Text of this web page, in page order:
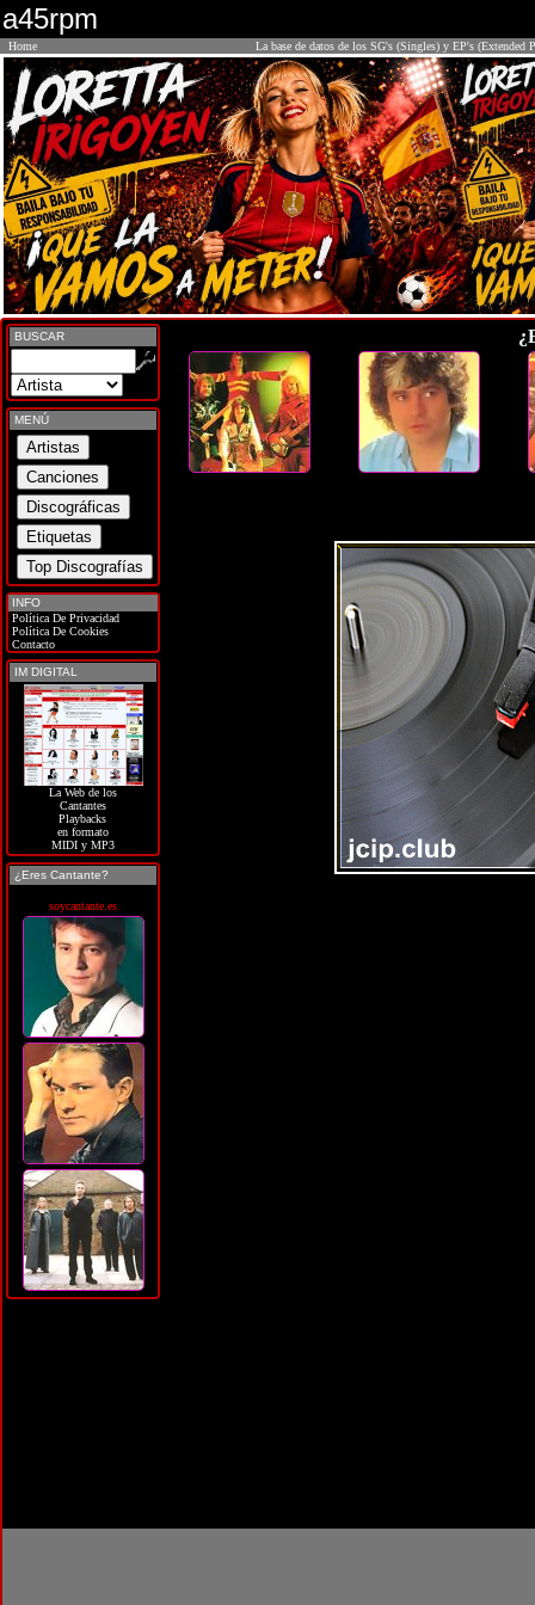
a45rpm
Home La base de datos de los SG's (Singles) y EP's (Extended
BUSCAR
MENÚ
INFO
Política De Privacidad
Política De Cookies
Contacto
IM DIGITAL
La Web de los
Cantantes
Playbacks
en formato
MIDI y MP3
¿Eres Cantante?
soycantante.es